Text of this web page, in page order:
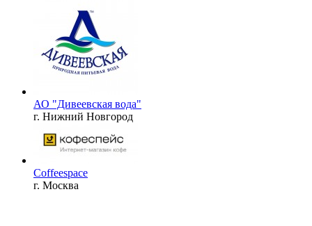
АО "Дивеевская вода"
г. Нижний Новгород
Coffeespace
г. Москва